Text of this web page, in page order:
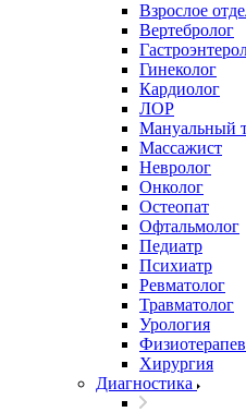
Взрослое
Вертебролог
Гинеколог
Кардиолог
ЛОР
Мануальный
Массажист
Невролог
Онколог
Остеопат
Офтальмолог
Педиатр
Психиатр
Ревматолог
Травматолог
Урология
Хирургия
Диагностика